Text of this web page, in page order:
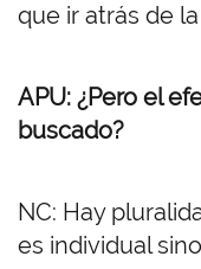
que ir atrás de
APU: ¿Pero el
buscado?
NC: Hay
es individual